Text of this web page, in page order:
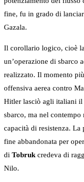
fine, fu in grado di
Gazala.
Il corollario logico, cioè
un’operazione di sbarco
realizzato. Il momento
offensiva aerea contro
Hitler lasciò agli italiani
sbarco, ma nel
capacità di resistenza. La
fine abbandonata per
di Tobrukcredeva di
Nilo.